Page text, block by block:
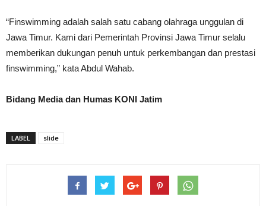
“Finswimming adalah salah satu cabang olahraga unggulan di
Jawa Timur. Kami dari Pemerintah Provinsi Jawa Timur selalu
memberikan dukungan penuh untuk perkembangan dan prestasi
finswimming,” kata Abdul Wahab.
Bidang Media dan Humas KONI Jatim
LABEL slide